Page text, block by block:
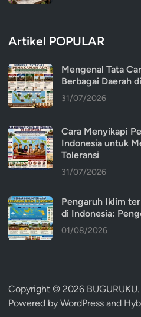
Artikel POPULAR
Mengenal Tata
Berbagai Daerah
31/07/2026
Cara Menyikapi
Indonesia untuk
Toleransi
31/07/2026
Pengaruh Iklim
di Indonesia:
01/08/2026
Copyright © 2026 BUGURUKU.
Powered by WordPress and